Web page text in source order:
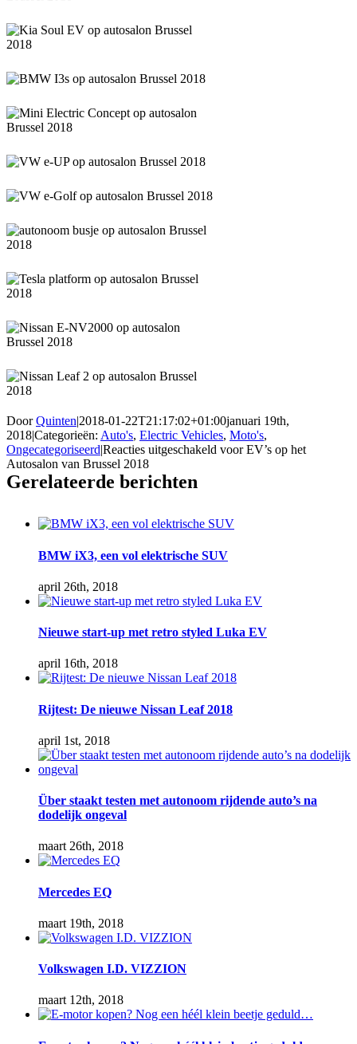
DoorQuinten|2018-01-22T21:17:02+01:00januari 19th,
2018|Categorieën: Auto's, Electric Vehicles, Moto's,
Ongecategoriseerd|Reacties uitgeschakeld voor EV’s op het
Autosalon van Brussel 2018
Gerelateerde berichten
BMW iX3, een vol elektrische SUV
april 26th, 2018
Nieuwe start-up met retro styled Luka EV
april 16th, 2018
Rijtest: De nieuwe Nissan Leaf 2018
april 1st, 2018
Über staakt testen met autonoom rijdende auto’s na
dodelijk ongeval
maart 26th, 2018
Mercedes EQ
maart 19th, 2018
Volkswagen I.D. VIZZION
maart 12th, 2018